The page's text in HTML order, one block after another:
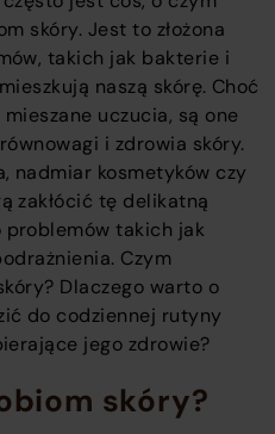
skóry. Jest to złożona
takich jak bakterie i
naszą skórę. Choć
uczucia, są one
i zdrowia skóry.
nadmiar kosmetyków czy
zakłócić tę delikatną
problemów takich jak
Czym
Dlaczego warto o
do codziennej rutyny
jego zdrowie?
skóry?